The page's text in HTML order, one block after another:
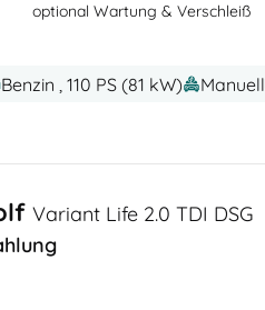
optional Wartung & Verschleiß
Benzin , 110 PS (81 kW) Manuell
Variant Life 2.0 TDI DSG